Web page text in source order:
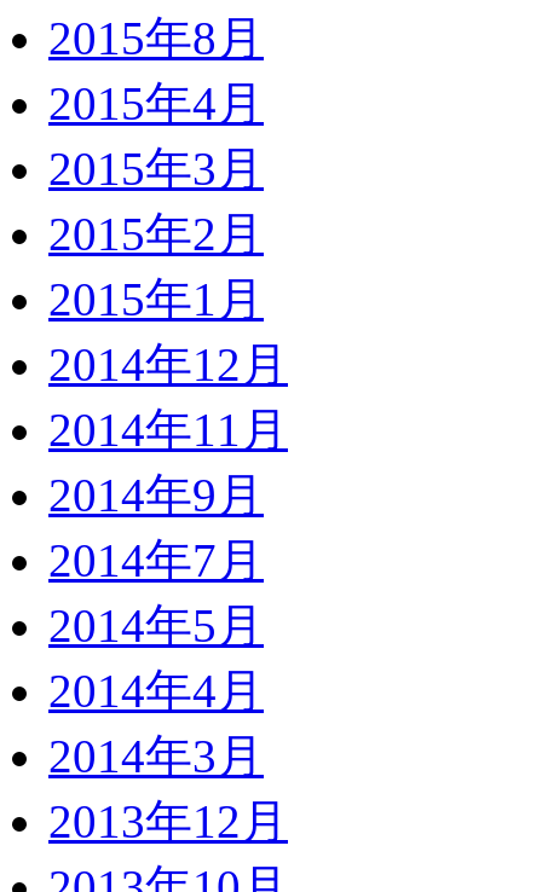
2015年8月
2015年4月
2015年3月
2015年2月
2015年1月
2014年12月
2014年11月
2014年9月
2014年7月
2014年5月
2014年4月
2014年3月
2013年12月